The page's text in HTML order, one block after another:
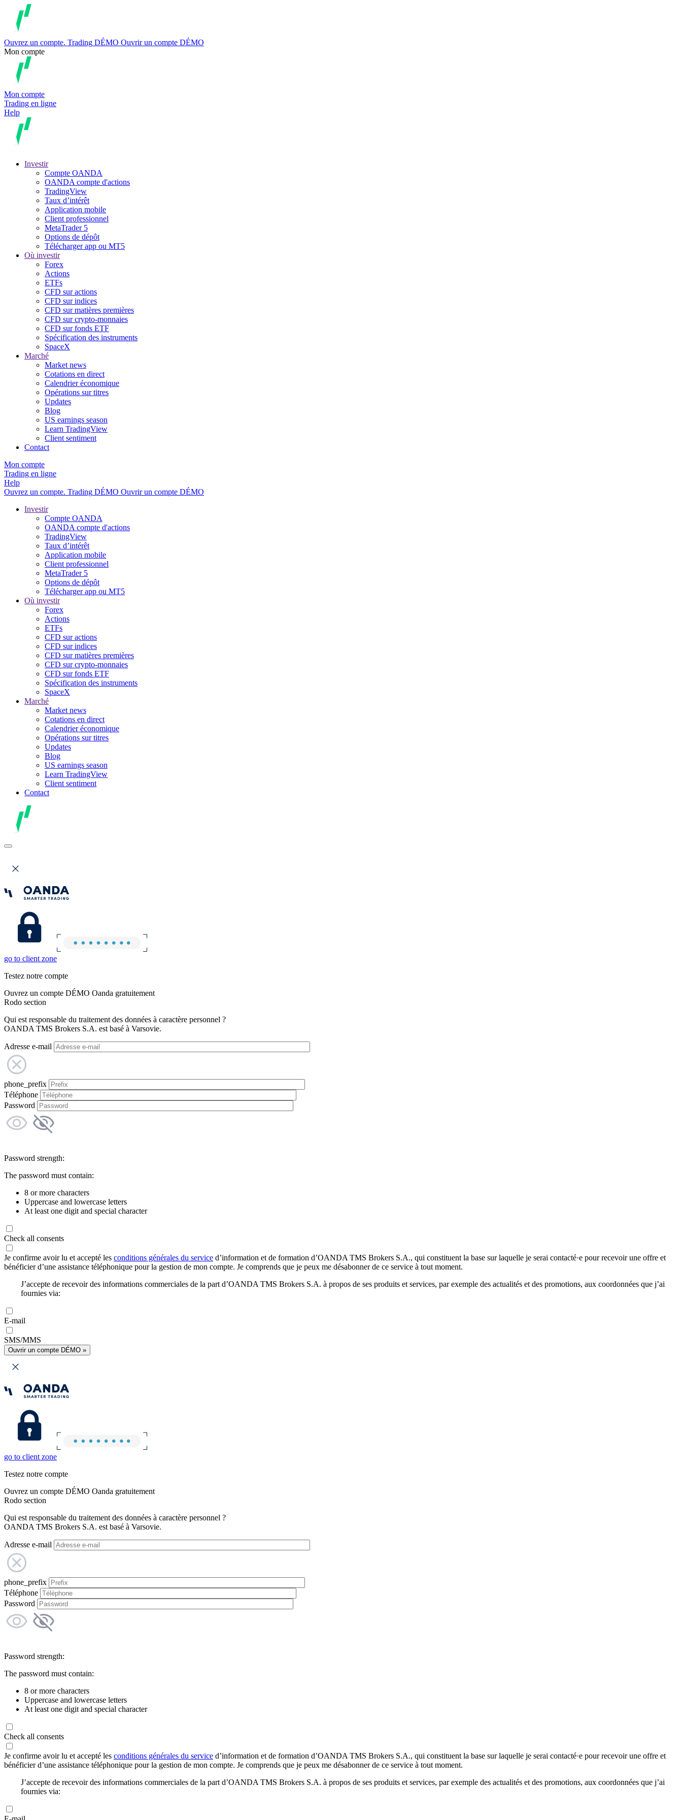
Ouvrez un compte. Trading DÉMO Ouvrir un compte DÉMO
Mon compte
Mon compte
Trading en ligne
Help
Investir
Compte OANDA
OANDA compte d'actions
TradingView
Taux d’intérêt
Application mobile
Client professionnel
MetaTrader 5
Options de dépôt
Télécharger app ou MT5
Où investir
Forex
Actions
ETFs
CFD sur actions
CFD sur indices
CFD sur matières premières
CFD sur crypto-monnaies
CFD sur fonds ETF
Spécification des instruments
SpaceX
Marché
Market news
Cotations en direct
Calendrier économique
Opérations sur titres
Updates
Blog
US earnings season
Learn TradingView
Client sentiment
Contact
Mon compte
Trading en ligne
Help
Ouvrez un compte. Trading DÉMO Ouvrir un compte DÉMO
Investir
Compte OANDA
OANDA compte d'actions
TradingView
Taux d’intérêt
Application mobile
Client professionnel
MetaTrader 5
Options de dépôt
Télécharger app ou MT5
Où investir
Forex
Actions
ETFs
CFD sur actions
CFD sur indices
CFD sur matières premières
CFD sur crypto-monnaies
CFD sur fonds ETF
Spécification des instruments
SpaceX
Marché
Market news
Cotations en direct
Calendrier économique
Opérations sur titres
Updates
Blog
US earnings season
Learn TradingView
Client sentiment
Contact
go to client zone
Testez notre compte
Ouvrez un compte DÉMO Oanda gratuitement
Rodo section
Qui est responsable du traitement des données à caractère personnel ?
OANDA TMS Brokers S.A. est basé à Varsovie.
Adresse e-mail
phone_prefix
Téléphone
Password
Password strength:
The password must contain:
8 or more characters
Uppercase and lowercase letters
At least one digit and special character
Check all consents
Je confirme avoir lu et accepté les conditions générales du service d’information et de formation d’OANDA TMS Brokers S.A., qui constituent la base sur laquelle je serai contacté·e pour recevoir une offre et
bénéficier d’une assistance téléphonique pour la gestion de mon compte. Je comprends que je peux me désabonner de ce service à tout moment.
J’accepte de recevoir des informations commerciales de la part d’OANDA TMS Brokers S.A. à propos de ses produits et services, par exemple des actualités et des promotions, aux coordonnées que j’ai
fournies via:
E-mail
SMS/MMS
Ouvrir un compte DÉMO »
go to client zone
Testez notre compte
Ouvrez un compte DÉMO Oanda gratuitement
Rodo section
Qui est responsable du traitement des données à caractère personnel ?
OANDA TMS Brokers S.A. est basé à Varsovie.
Adresse e-mail
phone_prefix
Téléphone
Password
Password strength:
The password must contain:
8 or more characters
Uppercase and lowercase letters
At least one digit and special character
Check all consents
Je confirme avoir lu et accepté les conditions générales du service d’information et de formation d’OANDA TMS Brokers S.A., qui constituent la base sur laquelle je serai contacté·e pour recevoir une offre et
bénéficier d’une assistance téléphonique pour la gestion de mon compte. Je comprends que je peux me désabonner de ce service à tout moment.
J’accepte de recevoir des informations commerciales de la part d’OANDA TMS Brokers S.A. à propos de ses produits et services, par exemple des actualités et des promotions, aux coordonnées que j’ai
fournies via: